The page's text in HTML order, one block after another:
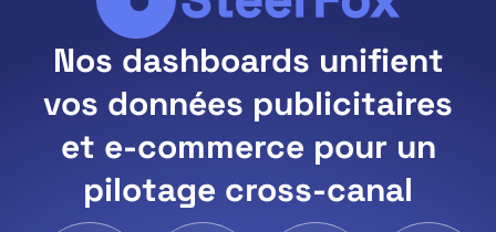
Nos dashboards unifient
vos données publicitaires
et e-commerce pour un
pilotage cross-canal